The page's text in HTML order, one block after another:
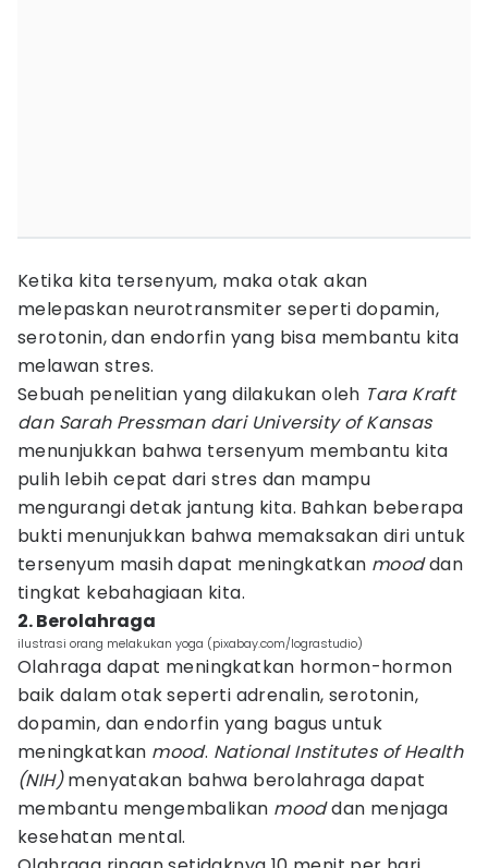
Ketika kita tersenyum, maka otak akan
melepaskan neurotransmiter seperti dopamin,
serotonin, dan endorfin yang bisa membantu kita
melawan stres.
Sebuah penelitian yang dilakukan oleh Tara Kraft
dan Sarah Pressman dari University of Kansas
menunjukkan bahwa tersenyum membantu kita
pulih lebih cepat dari stres dan mampu
mengurangi detak jantung kita. Bahkan beberapa
bukti menunjukkan bahwa memaksakan diri untuk
tersenyum masih dapat meningkatkan mooddan
tingkat kebahagiaan kita.
2. Berolahraga
ilustrasi orang melakukan yoga (pixabay.com/lograstudio)
Olahraga dapat meningkatkan hormon-hormon
baik dalam otak seperti adrenalin, serotonin,
dopamin, dan endorfin yang bagus untuk
meningkatkan mood. National Institutes of Health
(NIH)menyatakan bahwa berolahraga dapat
membantu mengembalikan mooddan menjaga
kesehatan mental.